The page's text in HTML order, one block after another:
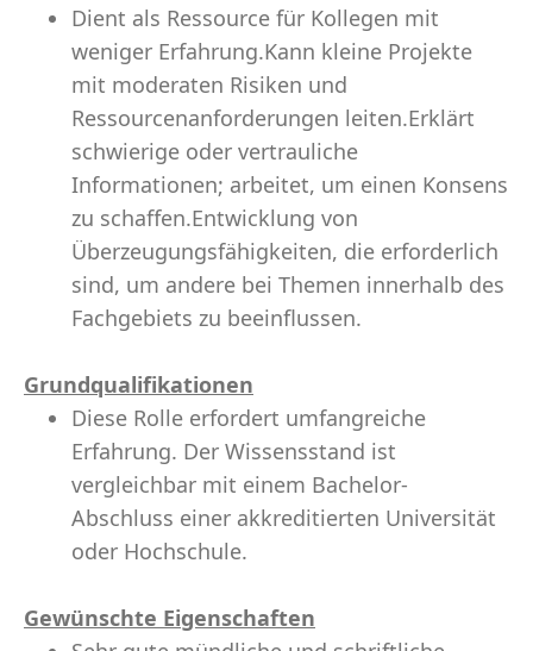
Dient als Ressource für Kollegen mit
weniger Erfahrung.Kann kleine Projekte
mit moderaten Risiken und
Ressourcenanforderungen leiten.Erklärt
schwierige oder vertrauliche
Informationen; arbeitet, um einen Konsens
zu schaffen.Entwicklung von
Überzeugungsfähigkeiten, die erforderlich
sind, um andere bei Themen innerhalb des
Fachgebiets zu beeinflussen.
Grundqualifikationen
Diese Rolle erfordert umfangreiche
Erfahrung. Der Wissensstand ist
vergleichbar mit einem Bachelor-
Abschluss einer akkreditierten Universität
oder Hochschule.
Gewünschte Eigenschaften